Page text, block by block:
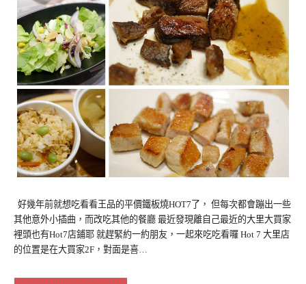
好幾年前就想吃看看王品的平價鐵板燒HOT7了， 但每次都會蹦出一些
其他意外小插曲，而改吃其他的餐廳 最近發現離自己最近的大里大買家
裡頭也有Hot7店鋪耶 就趕緊約一約朋友，一起來吃吃看囉 Hot 7 大里店
的位置是在大買家2F，對面是喜…